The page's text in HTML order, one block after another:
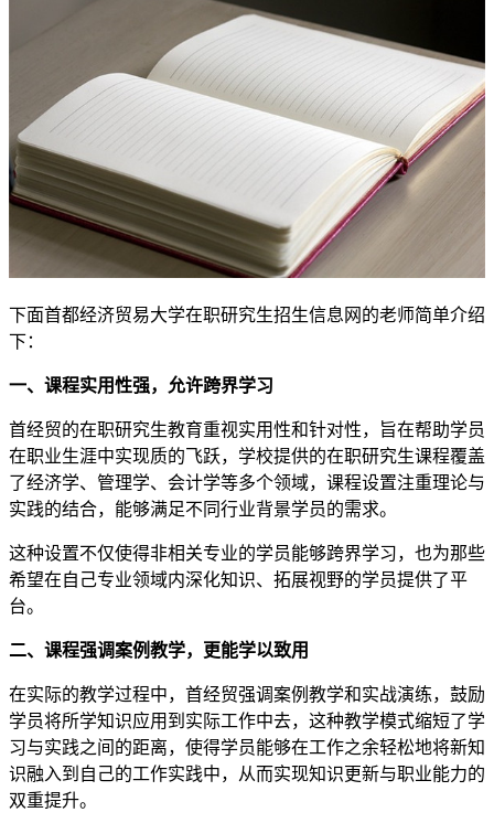
下面首都经济贸易大学在职研究生招生信息网的老师简单介绍
下：
一、课程实用性强，允许跨界学习
首经贸的在职研究生教育重视实用性和针对性，旨在帮助学员
在职业生涯中实现质的飞跃，学校提供的在职研究生课程覆盖
了经济学、管理学、会计学等多个领域，课程设置注重理论与
实践的结合，能够满足不同行业背景学员的需求。
这种设置不仅使得非相关专业的学员能够跨界学习，也为那些
希望在自己专业领域内深化知识、拓展视野的学员提供了平
台。
二、课程强调案例教学，更能学以致用
在实际的教学过程中，首经贸强调案例教学和实战演练，鼓励
学员将所学知识应用到实际工作中去，这种教学模式缩短了学
习与实践之间的距离，使得学员能够在工作之余轻松地将新知
识融入到自己的工作实践中，从而实现知识更新与职业能力的
双重提升。